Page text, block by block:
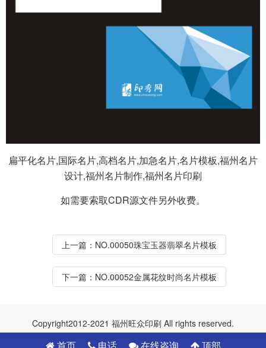
扁平化名片,国际名片,高档名片,加急名片,名片模板,福州名片
设计,福州名片制作,福州名片印刷
如需要索取CDR源文件另外收费。
上一篇： NO.00050珠宝玉器翡翠名片模板
下一篇： NO.00052金属花纹时尚名片模板
Copyright2012-2021 福州旺众印刷 All rights reserved.